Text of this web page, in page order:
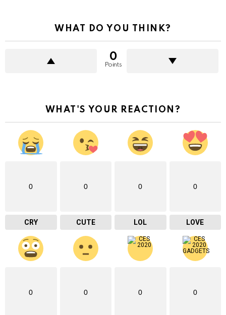
WHAT DO YOU THINK?
0
Points
WHAT'S YOUR REACTION?
0
CRY
0
CUTE
0
LOL
0
LOVE
0 0 0 0